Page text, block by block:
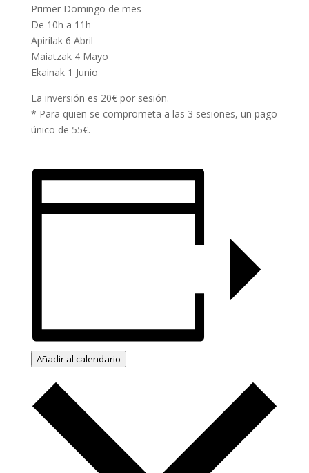
Primer Domingo de mes
De 10h a 11h
Apirilak 6 Abril
Maiatzak 4 Mayo
Ekainak 1 Junio
La inversión es 20€ por sesión.
* Para quien se comprometa a las 3 sesiones, un pago
único de 55€.
Añadir al calendario